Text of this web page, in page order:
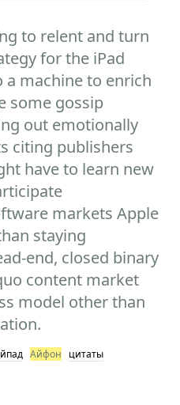
to relent and turn
for the iPad
a machine to enrich
some gossip
out emotionally
citing publishers
have to learn new
markets Apple
staying
end, closed binary
content market
model other than
Айфон цитаты